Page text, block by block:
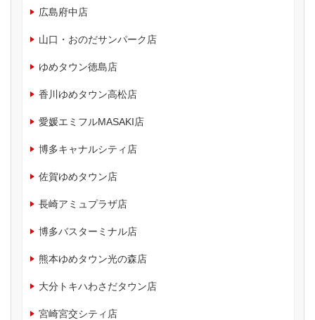
広島府中店
山口・おのだサンパーク店
ゆめタウン徳島店
香川ゆめタウン高松店
愛媛エミフルMASAKI店
博多キャナルシティ店
佐賀ゆめタウン店
長崎アミュプラザ店
博多バスターミナル店
熊本ゆめタウン光の森店
大分トキハわさだタウン店
宮崎宮交シティ店